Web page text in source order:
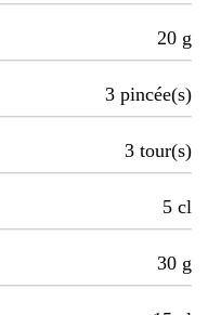
20 g
3 pincée(s)
3 tour(s)
5 cl
30 g